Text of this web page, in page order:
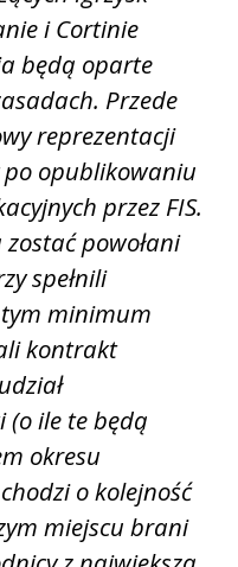
i Cortinie
będą oparte
Przede
reprezentacji
opublikowaniu
przez FIS.
powołani
spełnili
minimum
kontrakt
(o ile te będą
okresu
o kolejność
miejscu brani